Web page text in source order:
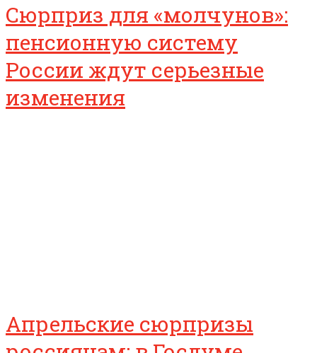
Сюрприз для «молчунов»:
пенсионную систему
России ждут серьезные
изменения
Апрельские сюрпризы